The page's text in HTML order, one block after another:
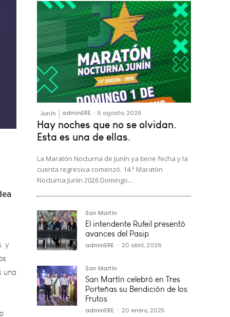
Junín adminERE - 6 agosto, 2026
Hay noches que no se olvidan.
Esta es una de ellas.
La Maratón Nocturna de Junín ya tiene fecha y la
cuenta regresiva comenzó. 14.ª Maratón
Nocturna Junín 2026 Domingo...
San Martín
El intendente Rufeil presentó
avances del Pasip
adminERE - 20 abril, 2026
San Martín
San Martín celebró en Tres
Porteñas su Bendición de los
Frutos
adminERE - 20 enero, 2025